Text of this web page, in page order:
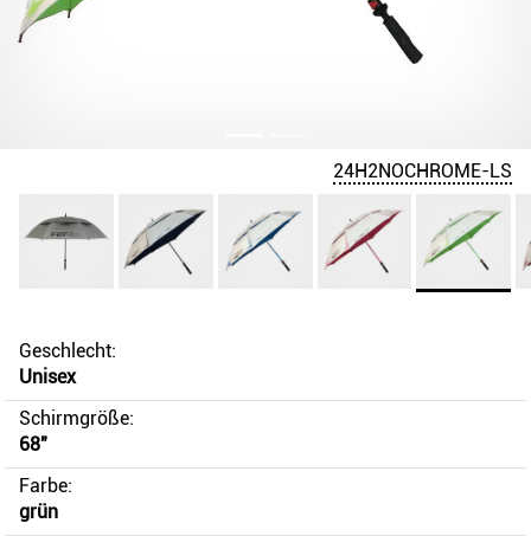
24H2NOCHROME-LS
Geschlecht:
Unisex
Schirmgröße:
68"
Farbe:
grün